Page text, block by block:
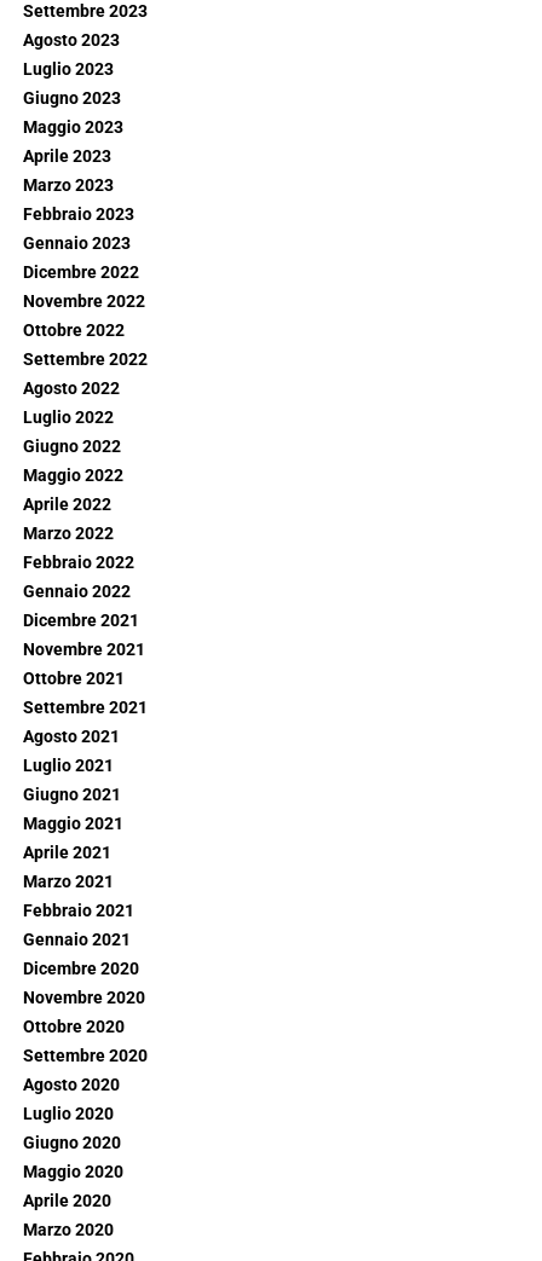
Settembre 2023
Agosto 2023
Luglio 2023
Giugno 2023
Maggio 2023
Aprile 2023
Marzo 2023
Febbraio 2023
Gennaio 2023
Dicembre 2022
Novembre 2022
Ottobre 2022
Settembre 2022
Agosto 2022
Luglio 2022
Giugno 2022
Maggio 2022
Aprile 2022
Marzo 2022
Febbraio 2022
Gennaio 2022
Dicembre 2021
Novembre 2021
Ottobre 2021
Settembre 2021
Agosto 2021
Luglio 2021
Giugno 2021
Maggio 2021
Aprile 2021
Marzo 2021
Febbraio 2021
Gennaio 2021
Dicembre 2020
Novembre 2020
Ottobre 2020
Settembre 2020
Agosto 2020
Luglio 2020
Giugno 2020
Maggio 2020
Aprile 2020
Marzo 2020